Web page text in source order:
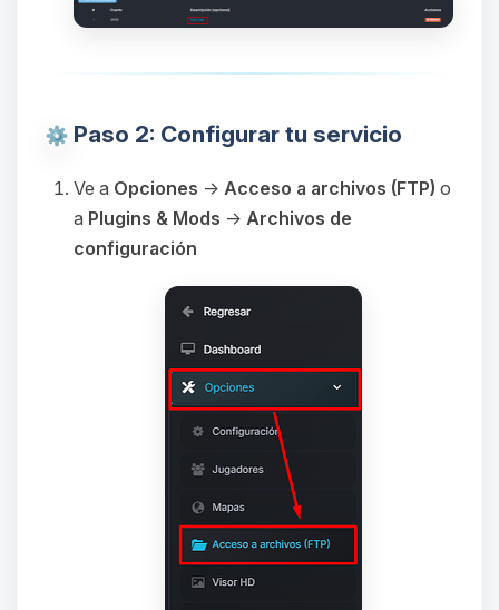
Paso 2: Configurar tu servicio
Ve a Opciones → Acceso a archivos (FTP) o
a Plugins & Mods → Archivos de
configuración
hablar! Soy Choupy, tu pequeno
asistente de BoxToPlay. Cuentame
que necesitas y moveré mis
pequenos circuitos para ayudarte.
07/08/2026 18:39